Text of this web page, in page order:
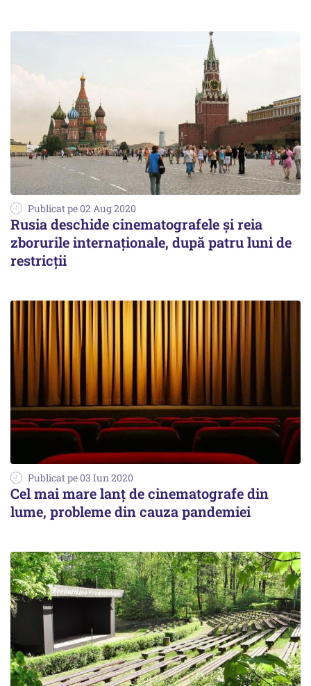
Publicat pe 02 Aug 2020
Rusia deschide cinematografele și reia
zborurile internaționale, după patru luni de
restricții
Publicat pe 03 Iun 2020
Cel mai mare lanţ de cinematografe din
lume, probleme din cauza pandemiei